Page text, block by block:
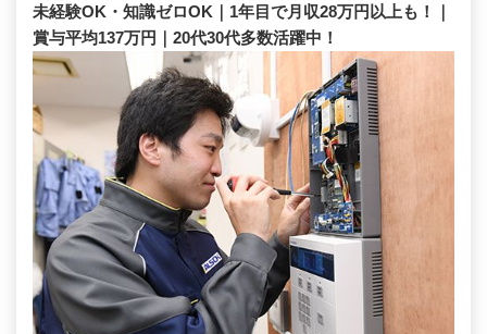
未経験OK・知識ゼロOK｜1年目で月収28万円以上も！｜
賞与平均137万円｜20代30代多数活躍中！